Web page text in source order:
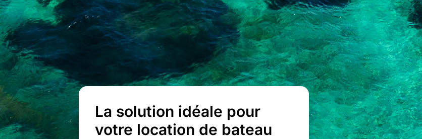
La solution idéale pour
votre location de bateau